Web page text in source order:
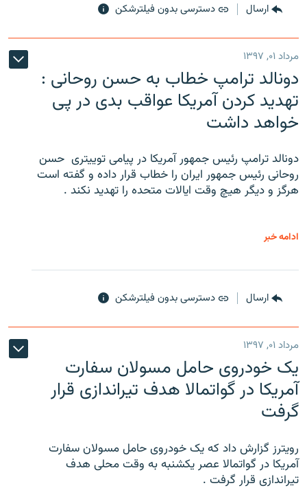
ارسال دسترسی بدون فیلترشکن
مرداد ۰۱, ۱۳۹۷
دونالد ترامپ خطاب به حسن روحانی :
تهدید کردن آمریکا عواقب بدی در پی
خواهد داشت
دونالد ترامپ رئیس جمهور آمریکا در پیامی توییتری ‌ حسن
روحانی رئیس جمهور ایران را خطاب قرار داده و گفته است
هرگز و دیگر هیچ وقت ایالات متحده را تهدید نکند .
ادامه خبر
ارسال دسترسی بدون فیلترشکن
مرداد ۰۱, ۱۳۹۷
یک خودروی حامل مسولان سفارت
آمریکا در گواتمالا هدف تیراندازی قرار
گرفت
رویترز گزارش داد که یک خودروی حامل مسولان سفارت
آمریکا در گواتمالا عصر یکشنبه به وقت محلی هدف
تیراندازی قرار گرفت .